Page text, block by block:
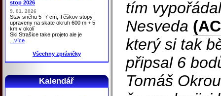
stop 2026
9. 01. 2026
Stav sněhu 5 -7 cm, Těškov stopy
upraveny na skate okruh 600 m + 5
km v okolí
Ski Strašice take projeto ale je
...více
Všechny zprávičky
Kalendář
tím
Nesveda
který si tak
připsal 6
Tomáš